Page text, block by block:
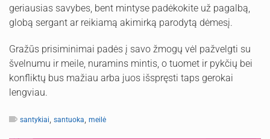
geriausias savybes, bent mintyse padėkokite už pagalbą,
globą sergant ar reikiamą akimirką parodytą dėmesį.
Gražūs prisiminimai padės į savo žmogų vėl pažvelgti su
švelnumu ir meile, nuramins mintis, o tuomet ir pykčių bei
konfliktų bus mažiau arba juos išspręsti taps gerokai
lengviau.
santykiai, santuoka, meilė